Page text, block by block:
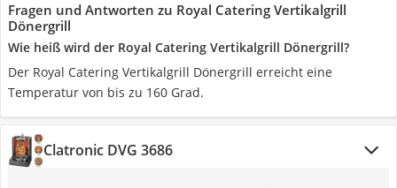
Fragen und Antworten zu Royal Catering Vertikalgrill
Dönergrill
Wie heiß wird der Royal Catering Vertikalgrill Dönergrill?
Der Royal Catering Vertikalgrill Dönergrill erreicht eine
Temperatur von bis zu 160 Grad.
Clatronic DVG 3686